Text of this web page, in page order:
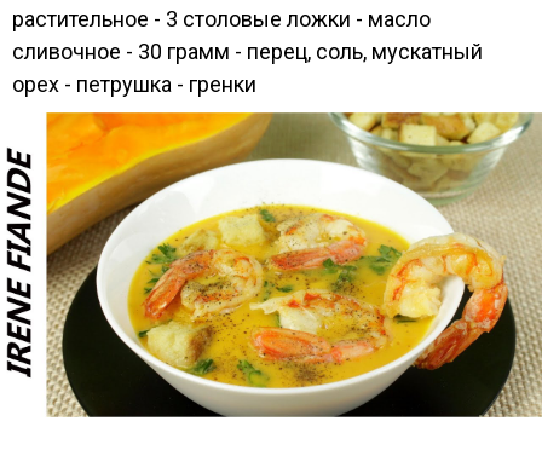
растительное - 3 столовые ложки - масло
сливочное - 30 грамм - перец, соль, мускатный
орех - петрушка - гренки